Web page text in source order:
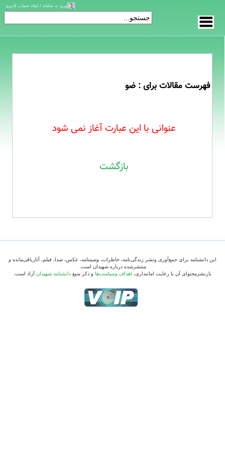
فهرست مقالات برای : ضو
عنوانی با این عبارت آغاز نمی شود
بازگشت
ورود به سامانه / ایجاد حساب کاربری
این دانشنامه برای جمع‌آوری ونشر زندگی‌نامه، خاطرات، وصیتنامه، عکس، صدا، فیلم، آثارباقی‌مانده و
منتشرشده درباره شهیدان است.
بازنشرمحتوای آن با رعایت امانتداری، اهداف وسیاست‌ها و ذکر منبع دانشنامه شهیدان آزاد است.